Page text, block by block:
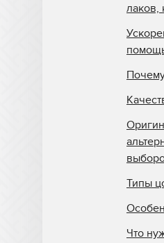
лаков,
Типы
Что